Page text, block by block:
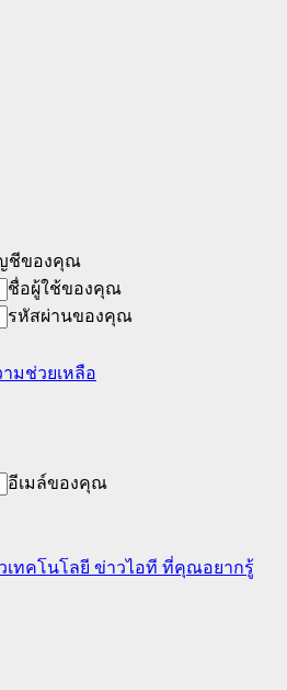
ชีของคุณ
ชื่อผู้ใช้ของคุณ
รหัสผ่านของคุณ
มช่วยเหลือ
อีเมล์ของคุณ
เทคโนโลยี ข่าวไอที ที่คุณอยากรู้